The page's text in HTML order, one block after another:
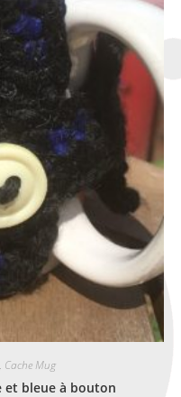
, Cache Mug
et bleue à bouton